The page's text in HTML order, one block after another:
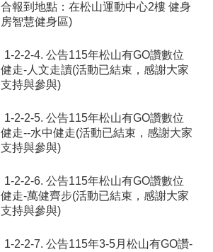
合報到地點：在松山運動中心2樓 健身
房智慧健身區)
1-2-2-4. 公告115年松山有GO讚數位
健走-人文走讀(活動已結束，感謝大家
支持與參與)
1-2-2-5. 公告115年松山有GO讚數位
健走--水中健走(活動已結束，感謝大家
支持與參與)
1-2-2-6. 公告115年松山有GO讚數位
健走-萬健齊步(活動已結束，感謝大家
支持與參與)
1-2-2-7. 公告115年3-5月松山有GO讚-